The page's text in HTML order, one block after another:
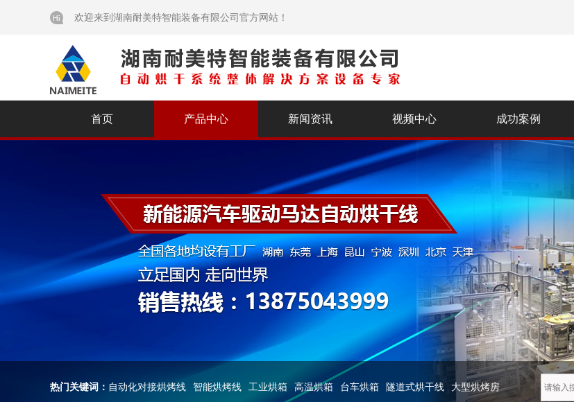
欢迎来到湖南耐美特智能装备有限公司官方网站！
首页 产品中心 新闻资讯 视频中心 成功案例
热门关键词： 自动化对接烘烤线 智能烘烤线 工业烘箱 高温烘箱 台车烘箱 隧道式烘干线 大型烘烤房